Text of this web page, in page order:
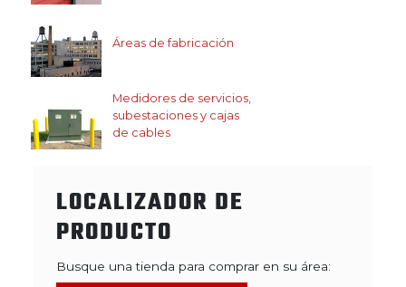
Áreas de fabricación
Medidores de servicios,
subestaciones y cajas
de cables
LOCALIZADOR DE
PRODUCTO
Busque una tienda para comprar en su área: